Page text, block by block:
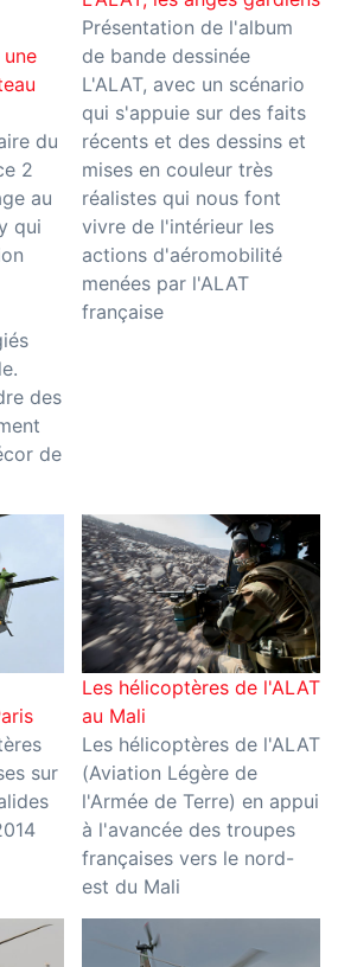
du
2
au
qui
des
de
Présentation de l'album
de bande dessinée
L'ALAT, avec un scénario
qui s'appuie sur des faits
récents et des dessins et
mises en couleur très
réalistes qui nous font
vivre de l'intérieur les
actions d'aéromobilité
menées par l'ALAT
française
sur
Les hélicoptères de l'ALAT
au Mali
Les hélicoptères de l'ALAT
(Aviation Légère de
l'Armée de Terre) en appui
à l'avancée des troupes
françaises vers le nord-
est du Mali